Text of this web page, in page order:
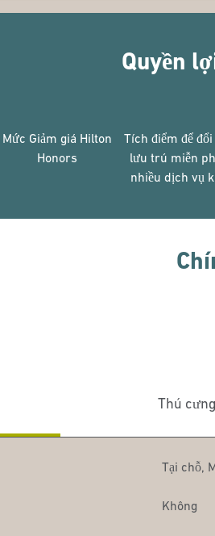
Quyền
Mức Giảm giá Hilton
Honors
Tích điểm để
lưu trú miễn
nhiều dịch vụ
Thú cưng
Tại chỗ,
Không